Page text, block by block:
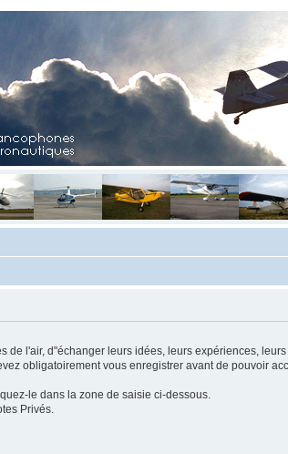
de l'air, d"échanger leurs idées, leurs expériences,
obligatoirement vous enregistrer avant de pouvoir
le dans la zone de saisie ci-dessous.
Privés.